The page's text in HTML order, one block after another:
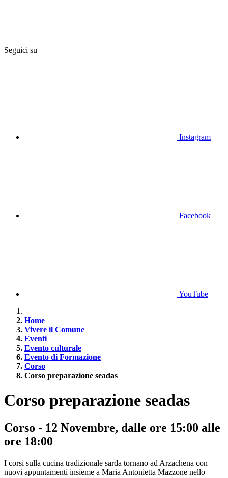
Seguici su
Instagram
Facebook
YouTube
Home
Vivere il Comune
Eventi
Evento culturale
Evento di Formazione
Corso
Corso preparazione seadas
Corso preparazione seadas
Corso - 12 Novembre, dalle ore 15:00 alle
ore 18:00
I corsi sulla cucina tradizionale sarda tornano ad Arzachena con
nuovi appuntamenti insieme a Maria Antonietta Mazzone nello